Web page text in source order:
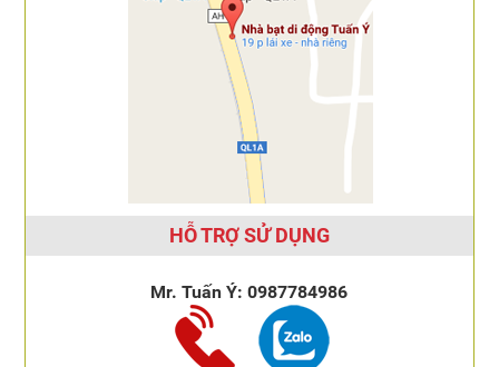
HỖ TRỢ SỬ DỤNG
Mr. Tuấn Ý:0987784986